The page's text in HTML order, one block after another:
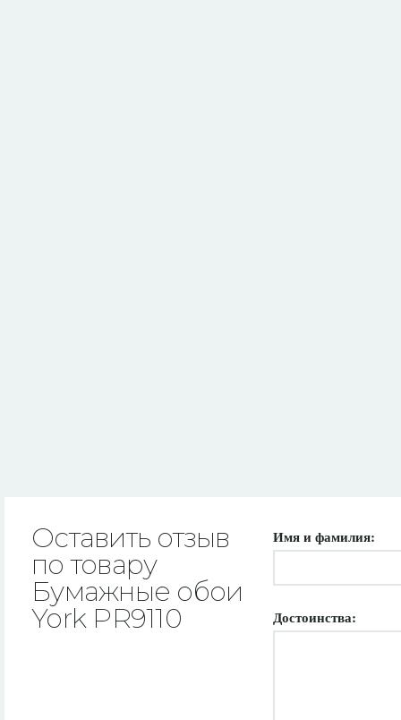
Оставить отзыв
по товару
Бумажные обои
York PR9110
Имя и фамилия:
Достоинства: